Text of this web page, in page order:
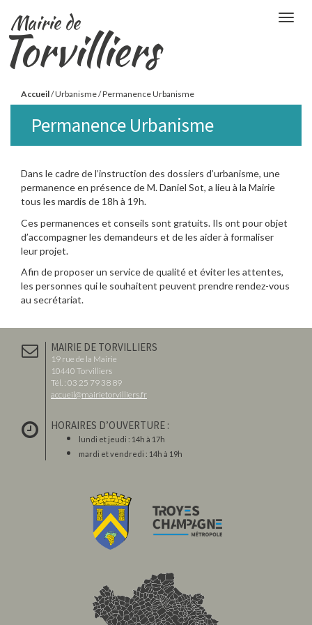
contenu
principal
Mairie de
Torvilliers
Vous
êtes
ici
Accueil/Urbanisme/Permanence Urbanisme
Permanence Urbanisme
Dans le cadre de l’instruction des dossiers d’urbanisme, une
permanence en présence de M. Daniel Sot, a lieu à la Mairie
tous les mardis de 18h à 19h.
Ces permanences et conseils sont gratuits. Ils ont pour objet
d’accompagner les demandeurs et de les aider à formaliser
leur projet.
Afin de proposer un service de qualité et éviter les attentes,
les personnes qui le souhaitent peuvent prendre rendez-vous
au secrétariat.
MAIRIE DE TORVILLIERS
19 rue de la Mairie
10440 Torvilliers
Tél. : 03 25 79 38 89
accueil@mairietorvilliers.fr
HORAIRES D’OUVERTURE :
lundi et jeudi : 14h à 17h
mardi et vendredi : 14h à 19h